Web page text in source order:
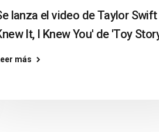
lanza el video de Taylor Swift
It, I Knew You' de 'Toy
más